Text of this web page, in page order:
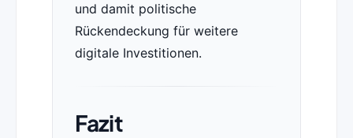
und damit politische
Rückendeckung für weitere
digitale Investitionen.
Fazit